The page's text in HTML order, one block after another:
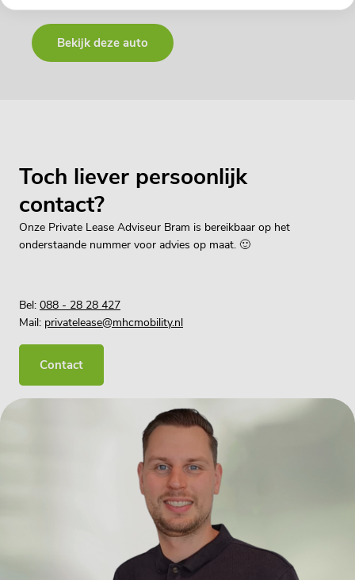
Bekijk deze auto
Toch liever persoonlijk
contact?
Onze Private Lease Adviseur Bram is bereikbaar op het
onderstaande nummer voor advies op maat. 🙂
Bel: 088 - 28 28 427
Mail: privatelease@mhcmobility.nl
Contact